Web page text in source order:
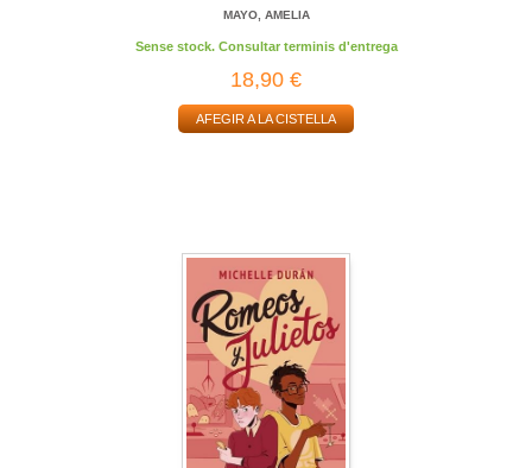
MAYO, AMELIA
Sense stock. Consultar terminis d'entrega
18,90 €
AFEGIR A LA CISTELLA